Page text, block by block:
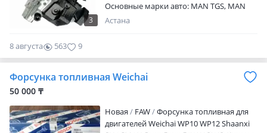
3
Основные марки авто: MAN TGS, MAN
TGX EURO 6 OEM/Кросс-номера:
51111037799, 51.11103-7799, 51111037858,
51.11103-7858, 51111039845, 51.11103-
EURO 6 (серии D26/D2066/D2676)
Устанавливается на: • MAN TGS • MAN
Астана
8 августа 563 9
Форсунка топливная Weichai
50 000 ₸
Новая FAW
Форсунка топливная для
двигателей Weichai WP10 WP12 Shaanxi